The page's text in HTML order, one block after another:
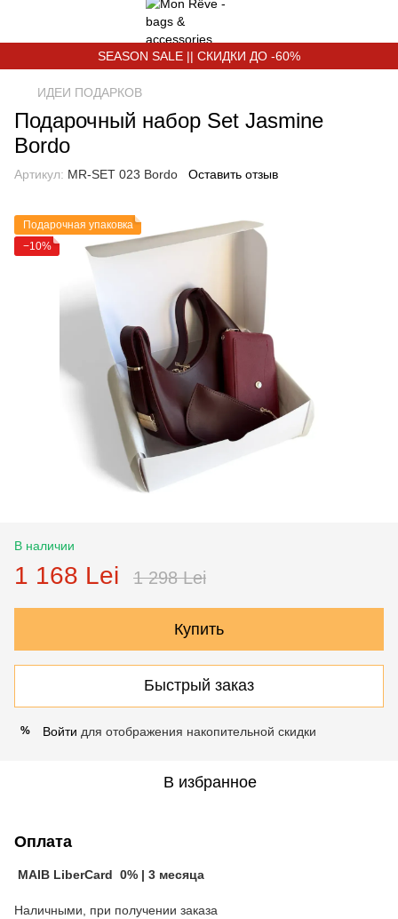
SEASON SALE || СКИДКИ ДО -60%
ИДЕИ ПОДАРКОВ
Подарочный набор Set Jasmine
Bordo
Артикул: MR-SET 023 Bordo Оставить отзыв
Подарочная упаковка
−10%
В наличии
1 168 Lei 1 298 Lei
Купить
Быстрый заказ
% Войти для отображения накопительной скидки
В избранное
Оплата
MAIB LiberCard 0% | 3 месяца
Наличными, при получении заказа